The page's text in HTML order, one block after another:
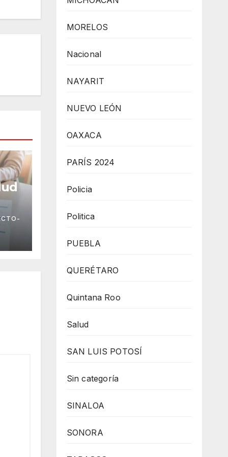
MORELOS
Nacional
NAYARIT
NUEVO LEÓN
OAXACA
PARÍS 2024
Policia
Politica
PUEBLA
QUERÉTARO
Quintana Roo
Salud
SAN LUIS POTOSÍ
Sin categoría
SINALOA
SONORA